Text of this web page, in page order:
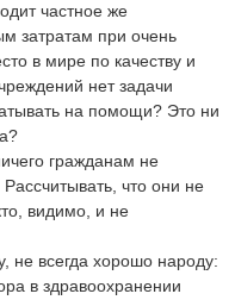
частное же
затратам при очень
в мире по качеству и
нет задачи
на помощи? Это ни
гражданам не
что они не
видимо, и не
всегда хорошо народу:
в здравоохранении